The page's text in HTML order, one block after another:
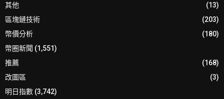
其他
(13)
區塊鏈技術
(203)
幣價分析
(180)
幣圈新聞 (1,551)
推薦
(168)
改圖區
(3)
明日指數 (3,742)